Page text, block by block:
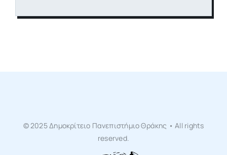
© 2025 Δημοκρίτειο Πανεπιστήμιο Θράκης • All rights
reserved.